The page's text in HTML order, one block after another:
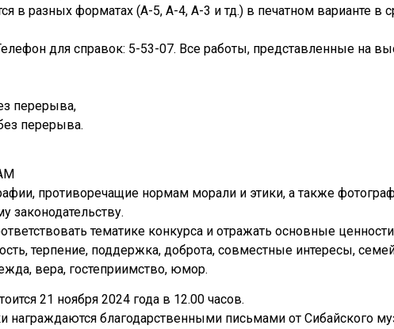
в разных форматах (А-5, А-4, А-3 и тд.) в печатном варианте в
для справок: 5-53-07. Все работы, представленные на
перерыва,
перерыва.
противоречащие нормам морали и этики, а также
законодательству.
тематике конкурса и отражать основные
терпение, поддержка, доброта, совместные интересы,
вера, гостеприимство, юмор.
21 ноября 2024 года в 12.00 часов.
награждаются благодарственными письмами от Сибайского